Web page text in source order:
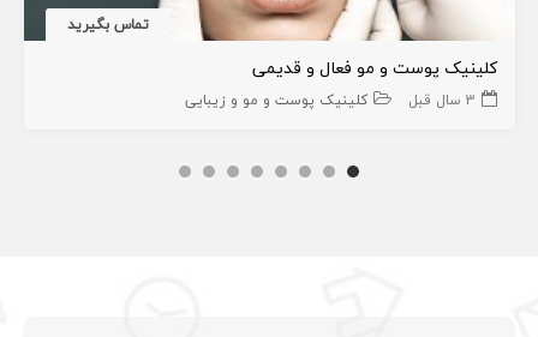
تماس بگیرید
کلینیک پوست و مو فعال و قدیمی
3 سال قبل کلینیک پوست و مو و زیبایی